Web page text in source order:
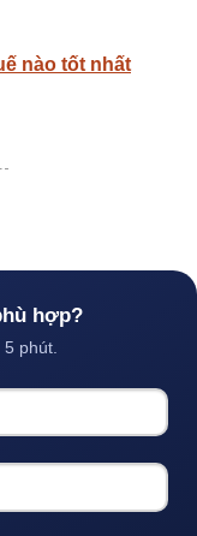
nào tốt nhất
hợp?
phút.